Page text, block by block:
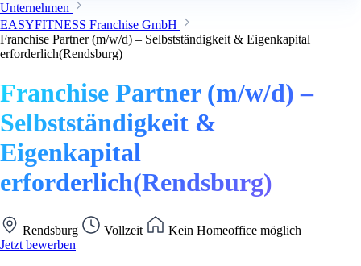
Unternehmen
EASYFITNESS Franchise GmbH
Franchise Partner (m/w/d) – Selbstständigkeit & Eigenkapital
erforderlich(Rendsburg)
Franchise Partner (m/w/d) –
Selbstständigkeit &
Eigenkapital
erforderlich(Rendsburg)
Rendsburg Vollzeit
Kein Homeoffice möglich
Jetzt bewerben